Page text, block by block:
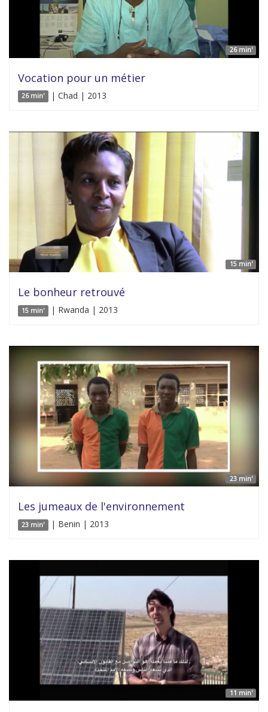
26 min'
Vocation pour un métier
26 min' | Chad | 2013
15 min'
Le bonheur retrouvé
15 min' | Rwanda | 2013
23 min'
Les jumeaux de l'environnement
23 min' | Benin | 2013
11 min'